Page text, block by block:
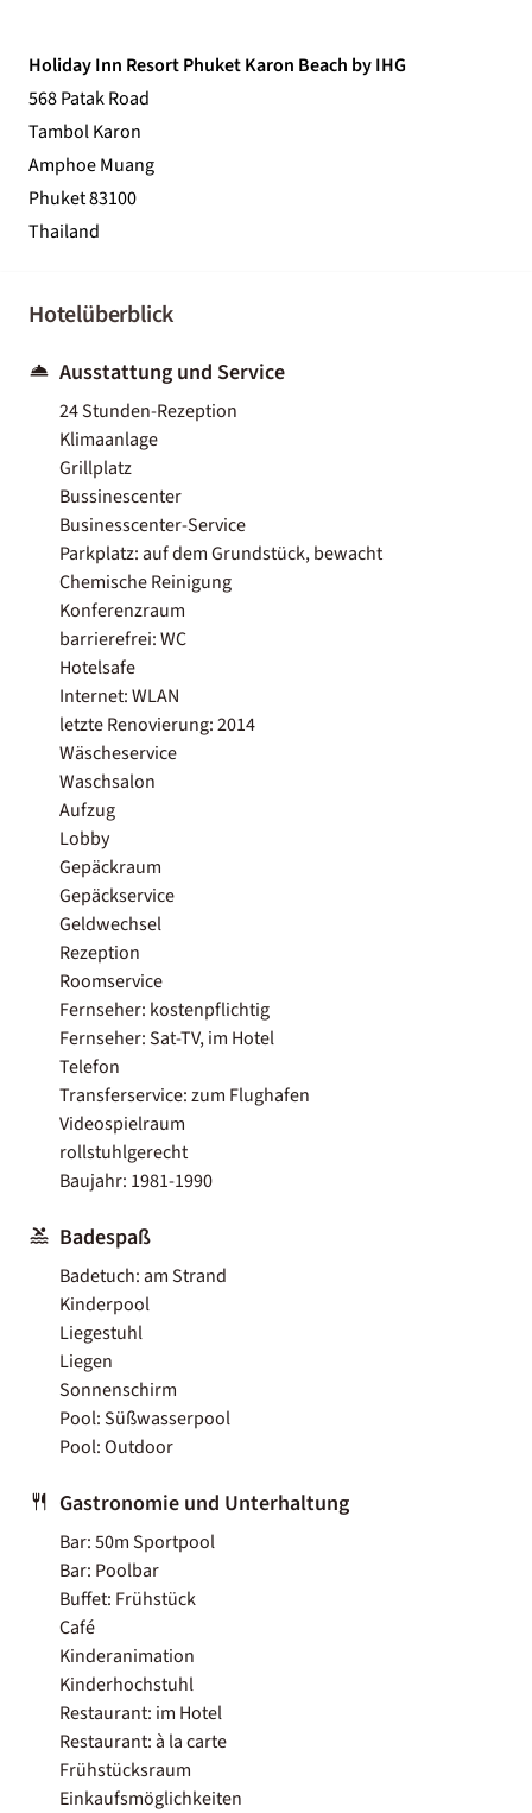
Holiday Inn Resort Phuket Karon Beach by IHG
568 Patak Road
Tambol Karon
Amphoe Muang
Phuket 83100
Thailand
Hotelüberblick
Ausstattung und Service
24 Stunden-Rezeption
Klimaanlage
Grillplatz
Bussinescenter
Businesscenter-Service
Parkplatz: auf dem Grundstück, bewacht
Chemische Reinigung
Konferenzraum
barrierefrei: WC
Hotelsafe
Internet: WLAN
letzte Renovierung: 2014
Wäscheservice
Waschsalon
Aufzug
Lobby
Gepäckraum
Gepäckservice
Geldwechsel
Rezeption
Roomservice
Fernseher: kostenpflichtig
Fernseher: Sat-TV, im Hotel
Telefon
Transferservice: zum Flughafen
Videospielraum
rollstuhlgerecht
Baujahr: 1981-1990
Badespaß
Badetuch: am Strand
Kinderpool
Liegestuhl
Liegen
Sonnenschirm
Pool: Süßwasserpool
Pool: Outdoor
Gastronomie und Unterhaltung
Bar: 50m Sportpool
Bar: Poolbar
Buffet: Frühstück
Café
Kinderanimation
Kinderhochstuhl
Restaurant: im Hotel
Restaurant: à la carte
Frühstücksraum
Einkaufsmöglichkeiten